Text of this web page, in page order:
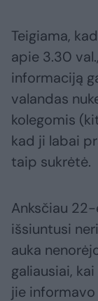
Teigiama,
apie 3.30
informaciją
valandas
kolegomis
kad ji labai
taip sukrėtė.
Anksčiau
išsiuntusi
auka
galiausiai,
jie